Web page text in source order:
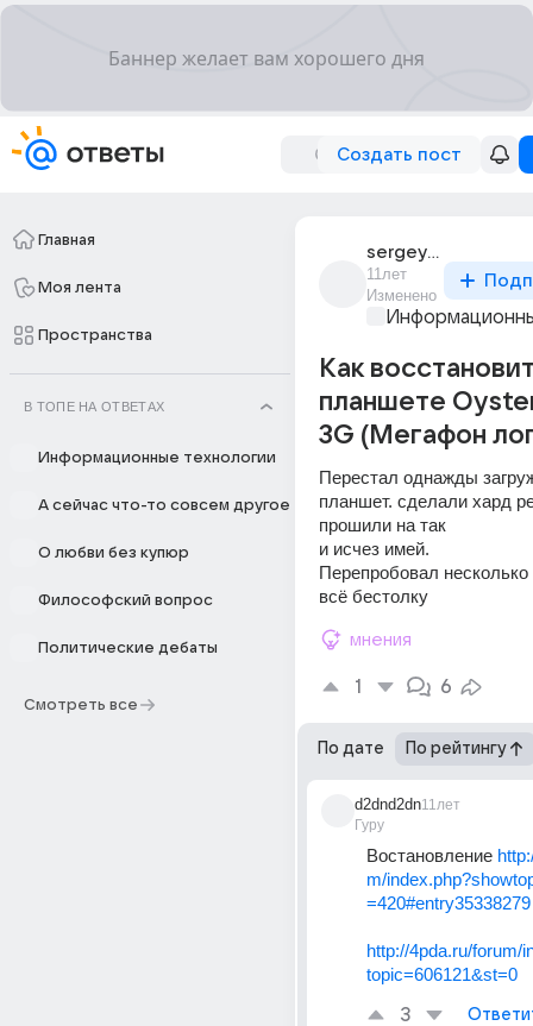
Создать пост
Главная
Моя лента
Пространства
В ТОПЕ НА ОТВЕТАХ
Информационные технологии
А сейчас что-то совсем другое
О любви без купюр
Философский вопрос
Политические дебаты
Смотреть все
sergey_simakov
11лет
Изменено
Как
планшете
3G (Мегафон
Перестал однажды
планшет. сделали хард
прошили на так
и исчез имей.
Перепробовал
всё бестолку
мнения
1 6
По дате По рейтингу
d2dnd2dn
Гуру
11лет
Востановление
m/
=420#entry35338279
http://4pda.ru/forum/
topic=606121&st=0
3